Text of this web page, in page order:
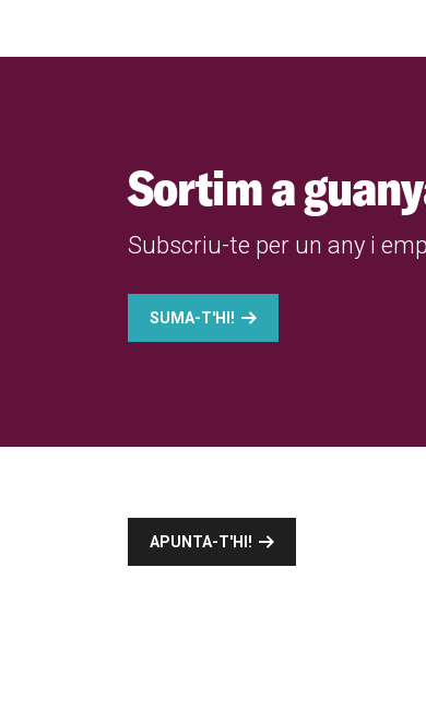
Sortim a
Subscriu-te per un any i
SUMA-T'HI!
APUNTA-T'HI!